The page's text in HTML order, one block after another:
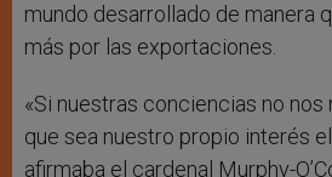
mundo desarrollado de manera
más por las exportaciones.
«Si nuestras conciencias no nos
que sea nuestro propio interés
afirmaba el cardenal Murphy-